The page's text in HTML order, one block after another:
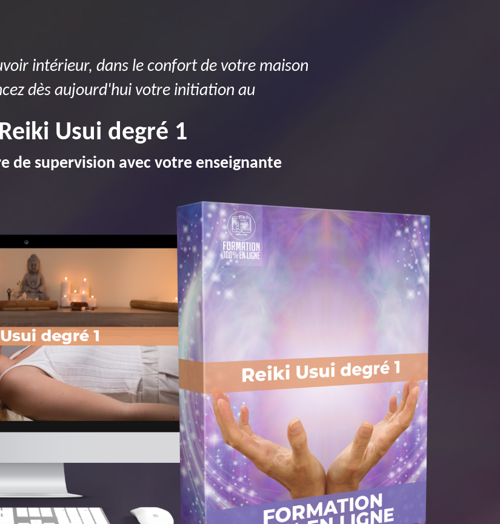
intérieur, dans le confort de votre maison
dès aujourd'hui votre initiation au
Reiki Usui degré 1
de supervision avec votre enseignante